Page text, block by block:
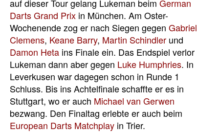
auf dieser Tour gelang Lukeman beim German
Darts Grand Prix in München. Am Oster-
Wochenende zog er nach Siegen gegen Gabriel
Clemens, Keane Barry, Martin Schindler und
Damon Heta ins Finale ein. Das Endspiel verlor
Lukeman dann aber gegen Luke Humphries. In
Leverkusen war dagegen schon in Runde 1
Schluss. Bis ins Achtelfinale schaffte er es in
Stuttgart, wo er auch Michael van Gerwen
bezwang. Den Finaltag erlebte er auch beim
European Darts Matchplay in Trier.